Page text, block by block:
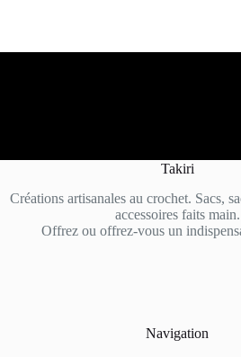
Takiri
Créations artisanales au crochet. Sacs,
accessoires faits main.
Offrez ou offrez-vous un
Navigation